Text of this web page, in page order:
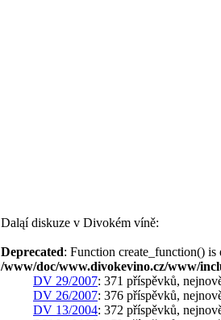
Daląí diskuze v Divokém víně:
Deprecated: Function create_function() is
/www/doc/www.divokevino.cz/www/
DV 29/2007: 371 příspěvků,
DV 26/2007: 376 příspěvků,
DV 13/2004: 372 příspěvků,